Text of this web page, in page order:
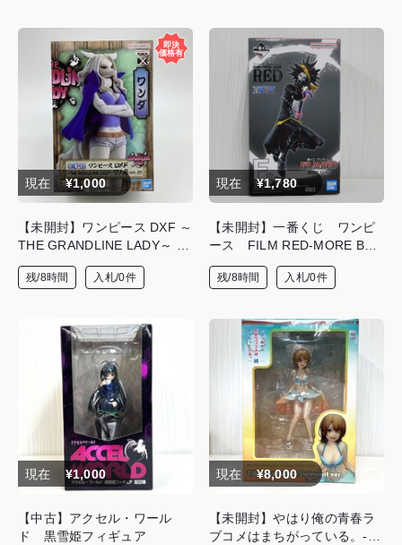
現在 ¥1,000
【未開封】ワンピース DXF ～
THE GRANDLINE LADY～ ワ
ノ国 vol.10 ワンダ（WAND
A） フィギュア
残/8時間 入札/0件
現在 ¥1,780
【未開封】一番くじ ワンピ
ース FILM RED-MORE BEA
T- F賞 ブルック フィギュ
ア
残/8時間 入札/0件
現在 ¥1,000
【中古】アクセル・ワール
ド 黒雪姫フィギュア
現在 ¥8,000
【未開封】やはり俺の青春ラ
ブコメはまちがっている。-